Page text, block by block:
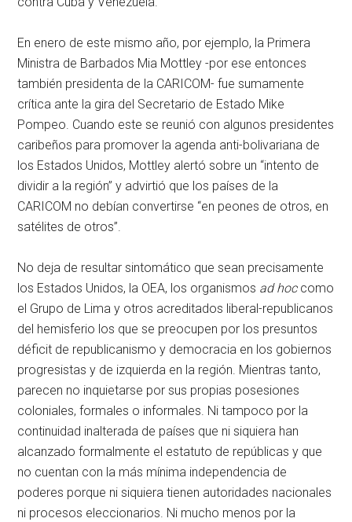
En enero de este mismo año, por ejemplo, la Primera
Ministra de Barbados Mia Mottley -por ese entonces
también presidenta de la CARICOM- fue sumamente
crítica ante la gira del Secretario de Estado Mike
Pompeo. Cuando este se reunió con algunos presidentes
caribeños para promover la agenda anti-bolivariana de
los Estados Unidos, Mottley alertó sobre un “intento de
dividir a la región” y advirtió que los países de la
CARICOM no debían convertirse “en peones de otros, en
satélites de otros”.
No deja de resultar sintomático que sean precisamente
los Estados Unidos, la OEA, los organismos ad hoccomo
el Grupo de Lima y otros acreditados liberal-republicanos
del hemisferio los que se preocupen por los presuntos
déficit de republicanismo y democracia en los gobiernos
progresistas y de izquierda en la región. Mientras tanto,
parecen no inquietarse por sus propias posesiones
coloniales, formales o informales. Ni tampoco por la
continuidad inalterada de países que ni siquiera han
alcanzado formalmente el estatuto de repúblicas y que
no cuentan con la más mínima independencia de
poderes porque ni siquiera tienen autoridades nacionales
ni procesos eleccionarios. Ni mucho menos por la